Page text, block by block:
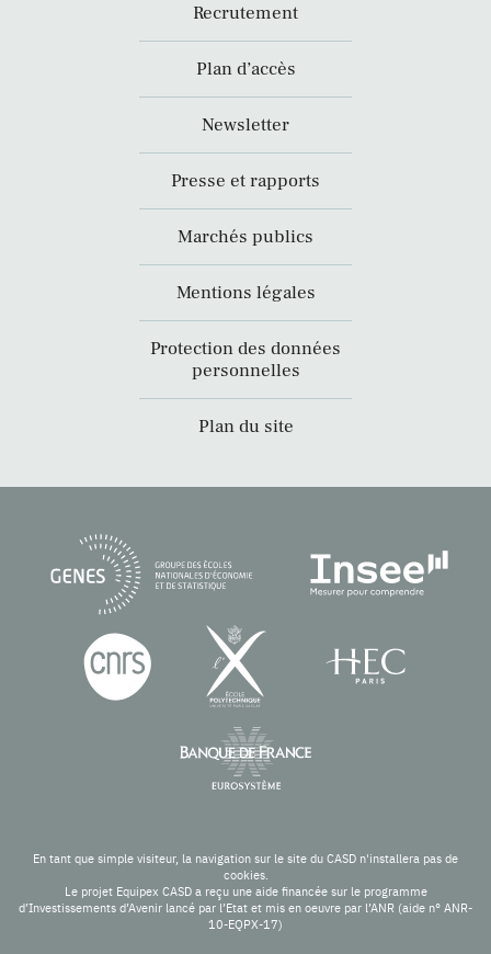
Recrutement
Plan d’accès
Newsletter
Presse et rapports
Marchés publics
Mentions légales
Protection des données
personnelles
Plan du site
En tant que simple visiteur, la navigation sur le site du CASD n'installera pas de
cookies.
Le projet Equipex CASD a reçu une aide financée sur le programme
d’Investissements d’Avenir lancé par l’Etat et mis en oeuvre par l’ANR (aide n° ANR-
10-EQPX-17)